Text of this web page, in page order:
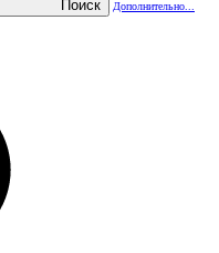
Поиск Дополнительно...